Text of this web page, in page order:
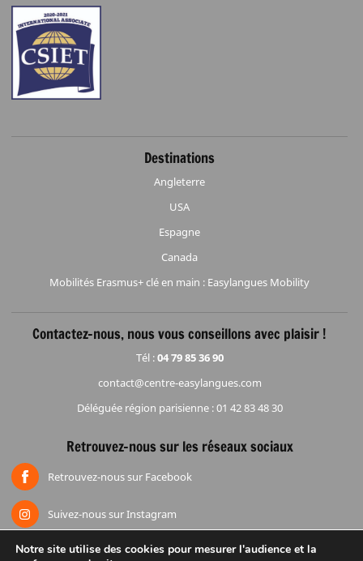
Destinations
Angleterre
USA
Espagne
Canada
Mobilités Erasmus+ clé en main : Easylangues Mobility
Contactez-nous, nous vous conseillons avec plaisir !
Tél :04 79 85 36 90
contact@centre-easylangues.com
Déléguée région parisienne : 01 42 83 48 30
Retrouvez-nous sur les réseaux sociaux
Retrouvez-nous sur Facebook
Suivez-nous sur Instagram
Notre site utilise des cookies pour mesurer l'audience et la